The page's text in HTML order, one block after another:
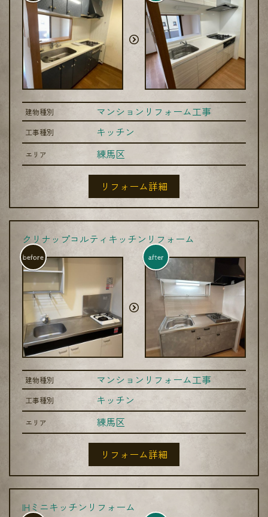
建物種別 マンションリフォーム工事
工事種別 キッチン
エリア 練馬区
リフォーム詳細
クリナップコルティキッチンリフォーム
before after
建物種別 マンションリフォーム工事
工事種別 キッチン
エリア 練馬区
リフォーム詳細
IHミニキッチンリフォーム